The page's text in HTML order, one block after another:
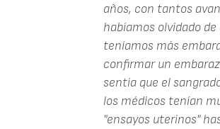
años, con tantos
habíamos olvidado
teníamos más
confirmar un
sentía que el
los médicos tenían
"ensayos uterinos"